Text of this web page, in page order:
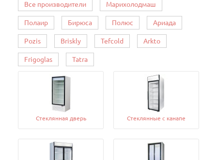
Все производители Марихолодмаш
Полаир Бирюса Полюс Ариада
Pozis Briskly Tefcold Arkto
Frigoglas Tatra
Стеклянная дверь Стеклянные с канапе